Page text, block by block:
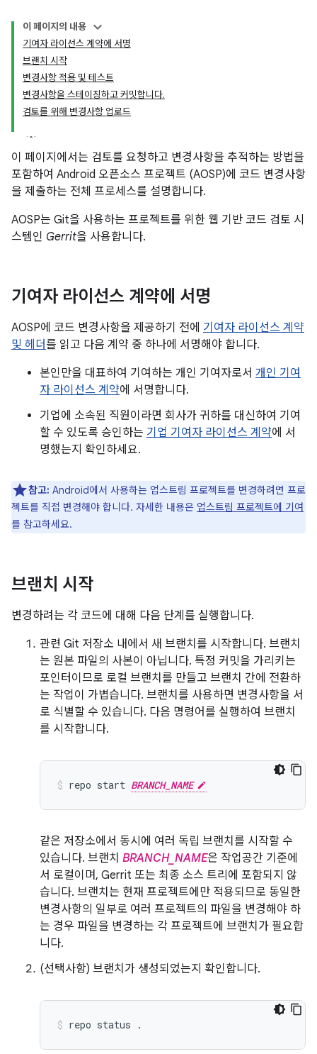
이 페이지의 내용
기여자 라이선스 계약에 서명
브랜치 시작
변경사항 적용 및 테스트
변경사항을 스테이징하고 커밋합니다.
검토를 위해 변경사항 업로드
이 페이지에서는 검토를 요청하고 변경사항을 추적하는 방법을
포함하여 Android 오픈소스 프로젝트 (AOSP)에 코드 변경사항
을 제출하는 전체 프로세스를 설명합니다.
AOSP는 Git을 사용하는 프로젝트를 위한 웹 기반 코드 검토 시
스템인 Gerrit을 사용합니다.
기여자 라이선스 계약에 서명
AOSP에 코드 변경사항을 제공하기 전에 기여자 라이선스 계약
및 헤더를 읽고 다음 계약 중 하나에 서명해야 합니다.
본인만을 대표하여 기여하는 개인 기여자로서 개인 기여
자 라이선스 계약에 서명합니다.
기업에 소속된 직원이라면 회사가 귀하를 대신하여 기여
할 수 있도록 승인하는 기업 기여자 라이선스 계약에 서
명했는지 확인하세요.
참고: Android에서 사용하는 업스트림 프로젝트를 변경하려면 프로
젝트를 직접 변경해야 합니다. 자세한 내용은 업스트림 프로젝트에 기여
를 참고하세요.
브랜치 시작
변경하려는 각 코드에 대해 다음 단계를 실행합니다.
관련 Git 저장소 내에서 새 브랜치를 시작합니다. 브랜치
는 원본 파일의 사본이 아닙니다. 특정 커밋을 가리키는
포인터이므로 로컬 브랜치를 만들고 브랜치 간에 전환하
는 작업이 가볍습니다. 브랜치를 사용하면 변경사항을 서
로 식별할 수 있습니다. 다음 명령어를 실행하여 브랜치
를 시작합니다.
repo start BRANCH_NAME
같은 저장소에서 동시에 여러 독립 브랜치를 시작할 수
있습니다. 브랜치 BRANCH_NAME은 작업공간 기준에
서 로컬이며, Gerrit 또는 최종 소스 트리에 포함되지 않
습니다. 브랜치는 현재 프로젝트에만 적용되므로 동일한
변경사항의 일부로 여러 프로젝트의 파일을 변경해야 하
는 경우 파일을 변경하는 각 프로젝트에 브랜치가 필요합
니다.
(선택사항) 브랜치가 생성되었는지 확인합니다.
repo status .